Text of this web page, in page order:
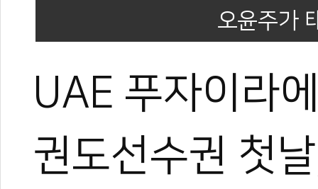
오윤주가
UAE 푸자이라
권도선수권 첫